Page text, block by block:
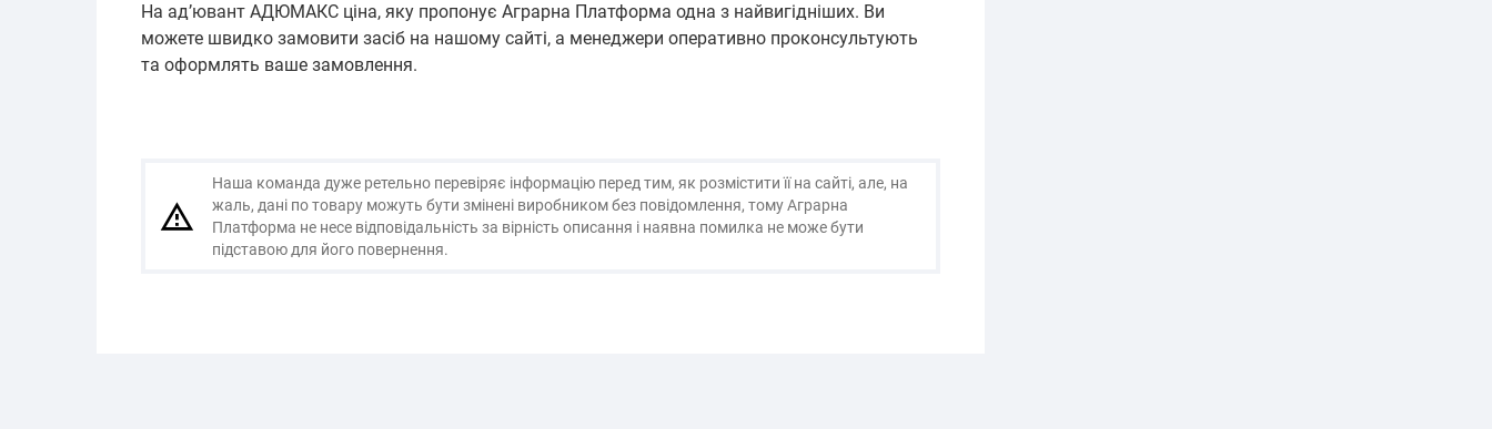
На ад’ювант АДЮМАКС ціна, яку пропонує Аграрна Платформа одна з найвигідніших. Ви
можете швидко замовити засіб на нашому сайті, а менеджери оперативно проконсультують
та оформлять ваше замовлення.
Наша команда дуже ретельно перевіряє інформацію перед тим, як розмістити її на сайті, але, на
жаль, дані по товару можуть бути змінені виробником без повідомлення, тому Аграрна
Платформа не несе відповідальність за вірність описання і наявна помилка не може бути
підставою для його повернення.